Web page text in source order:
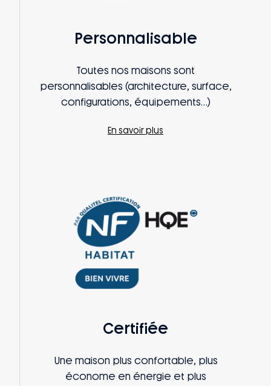
Personnalisable
Toutes nos maisons sont
personnalisables (architecture, surface,
configurations, équipements…)
En savoir plus
Certifiée
Une maison plus confortable, plus
économe en énergie et plus